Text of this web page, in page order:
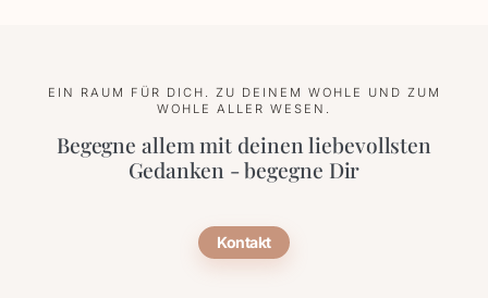
EIN RAUM FÜR DICH. ZU DEINEM WOHLE UND ZUM
WOHLE ALLER WESEN.
Begegne allem mit deinen liebevollsten
Gedanken - begegne Dir
Kontakt